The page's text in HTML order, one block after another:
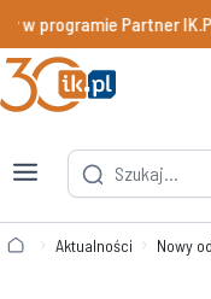
w programie Partner
Aktualności Nowy